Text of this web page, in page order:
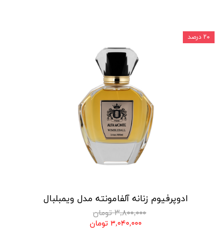
ادوپرفیوم زنانه آلفامونته مدل ویمبلبال
۳,۸۰۰,۰۰۰ تومان
۳,۰۴۰,۰۰۰ تومان
۲۰ درصد